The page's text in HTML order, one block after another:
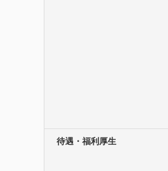
待遇・福利厚生